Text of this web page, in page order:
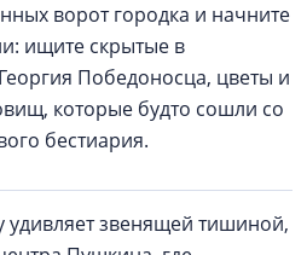
ворот городка и начните
ищите скрытые в
Победоносца, цветы и
которые будто сошли со
бестиария.
звенящей тишиной,